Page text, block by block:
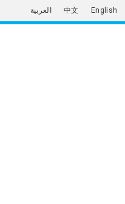
العربية 中文 English